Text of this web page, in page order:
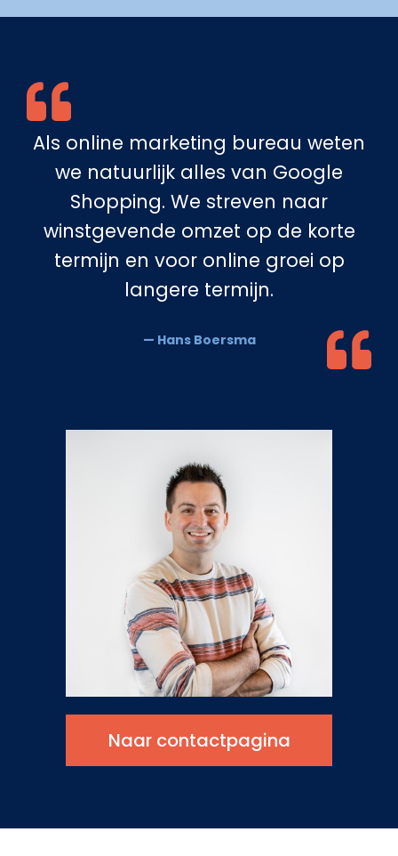
Als online marketing bureau weten
we natuurlijk alles van Google
Shopping. We streven naar
winstgevende omzet op de korte
termijn en voor online groei op
langere termijn.
— Hans Boersma
Naar contactpagina